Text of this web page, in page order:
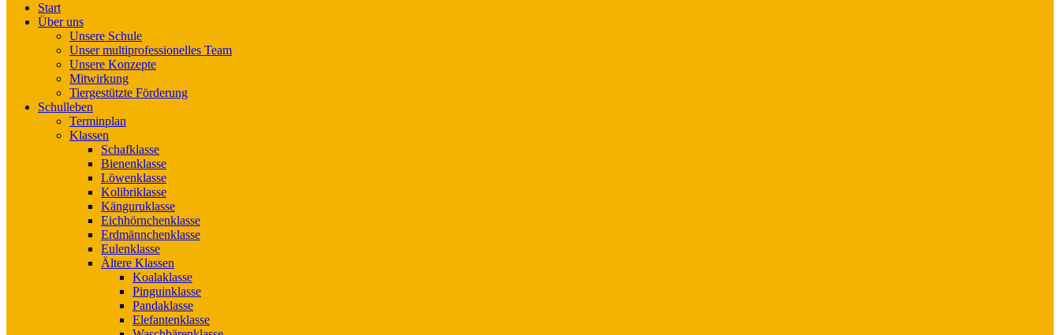
Start
Über uns
Unsere Schule
Unser multiprofessionelles Team
Unsere Konzepte
Mitwirkung
Tiergestützte Förderung
Schulleben
Terminplan
Klassen
Schafklasse
Bienenklasse
Löwenklasse
Kolibriklasse
Känguruklasse
Eichhörnchenklasse
Erdmännchenklasse
Eulenklasse
Ältere Klassen
Koalaklasse
Pinguinklasse
Pandaklasse
Elefantenklasse